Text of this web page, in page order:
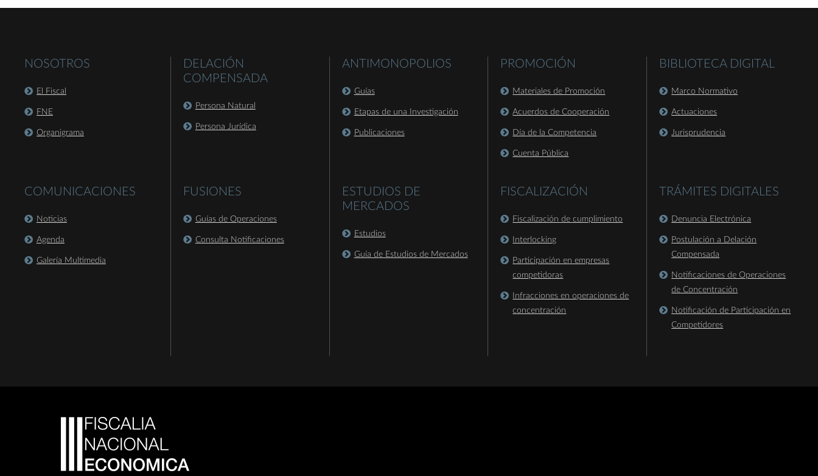
NOSOTROS
El Fiscal
FNE
Organigrama
COMUNICACIONES
Noticias
Agenda
Galería Multimedia
DELACIÓN
COMPENSADA
Persona Natural
Persona Jurídica
FUSIONES
Guías de Operaciones
Consulta Notificaciones
ANTIMONOPOLIOS
Guías
Etapas de una Investigación
Publicaciones
ESTUDIOS DE
MERCADOS
Estudios
Guía de Estudios de Mercados
PROMOCIÓN
Materiales de Promoción
Acuerdos de Cooperación
Día de la Competencia
Cuenta Pública
FISCALIZACIÓN
Fiscalización de cumplimiento
Interlocking
Participación en empresas
competidoras
Infracciones en operaciones de
concentración
BIBLIOTECA DIGITAL
Marco Normativo
Actuaciones
Jurisprudencia
TRÁMITES DIGITALES
Denuncia Electrónica
Postulación a Delación
Compensada
Notificaciones de Operaciones
de Concentración
Notificación de Participación en
Competidores